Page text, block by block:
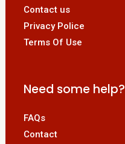
Contact us
Privacy Police
Terms Of Use
Need some help?
FAQs
Contact